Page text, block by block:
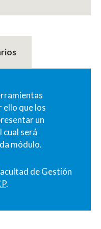
ello que los
un
será
módulo.
de Gestión
.